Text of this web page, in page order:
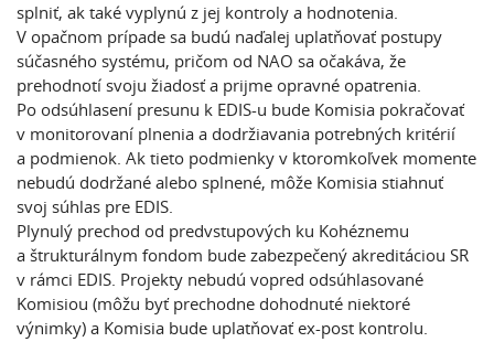
splniť, ak také vyplynú z jej kontroly a hodnotenia.
V opačnom prípade sa budú naďalej uplatňovať postupy
súčasného systému, pričom od NAO sa očakáva, že
prehodnotí svoju žiadosť a prijme opravné opatrenia.
Po odsúhlasení presunu k EDIS-u bude Komisia pokračovať
v monitorovaní plnenia a dodržiavania potrebných kritérií
a podmienok. Ak tieto podmienky v ktoromkoľvek momente
nebudú dodržané alebo splnené, môže Komisia stiahnuť
svoj súhlas pre EDIS.
Plynulý prechod od predvstupových ku Kohéznemu
a štrukturálnym fondom bude zabezpečený akreditáciou SR
v rámci EDIS. Projekty nebudú vopred odsúhlasované
Komisiou (môžu byť prechodne dohodnuté niektoré
výnimky) a Komisia bude uplatňovať ex-post kontrolu.